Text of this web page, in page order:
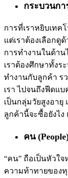
กระบวนกา
การที่เราหยิบเทค
แต่เราต้องเลือกดู
การทำงานในด้าน
เราต้องศึกษาทั้งร
ทำงานกับลูกค้า ร
เรา ไปจนถึงฟีดแ
เป็นกลุ่มวัยสูงอายุ
ลูกค้านี้จะซื้อยังไง
คน
“คน” ถือเป็นหัวใจ
ความท้าทายของทุ